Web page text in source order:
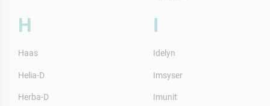
H
Haas
Helia-D
Herba-D
I
Idelyn
Imsyser
Imunit